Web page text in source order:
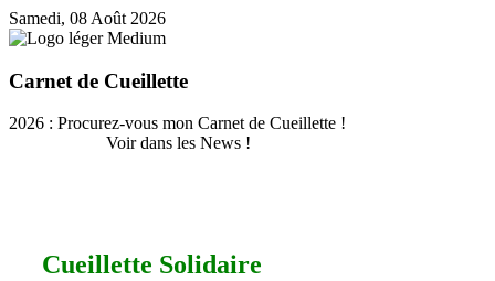
Samedi, 08 Août 2026
Carnet de Cueillette
2026 : Procurez-vous mon Carnet de Cueillette !
Voir dans les News !
Cueillette Solidaire